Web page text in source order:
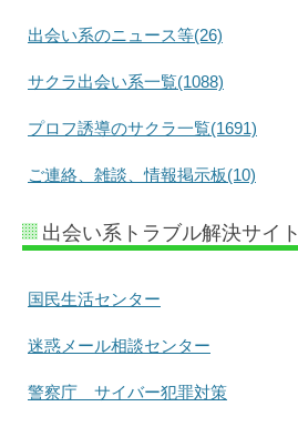
出会い系のニュース等(26)
サクラ出会い系一覧(1088)
プロフ誘導のサクラ一覧(1691)
ご連絡、雑談、情報掲示板(10)
出会い系トラブル解決サイト
国民生活センター
迷惑メール相談センター
警察庁 サイバー犯罪対策